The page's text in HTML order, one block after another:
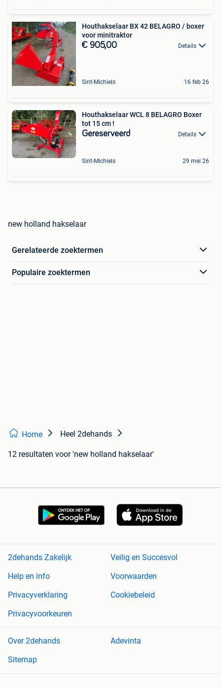
Houthakselaar BX 42 BELAGRO / boxer
voor minitraktor
€ 905,00 Details
Sint-Michiels 16 feb 26
Houthakselaar WCL 8 BELAGRO Boxer
tot 15 cm !
Gereserveerd Details
Sint-Michiels 29 mei 26
new holland hakselaar
Gerelateerde zoektermen
Populaire zoektermen
Home Heel 2dehands
12 resultaten voor 'new holland hakselaar'
2dehands Zakelijk
Veilig en Succesvol
Help en info
Voorwaarden
Privacyverklaring
Cookiebeleid
Privacyvoorkeuren
Over 2dehands
Adevinta
Sitemap